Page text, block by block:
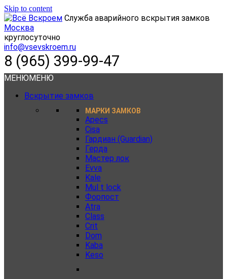
Skip to content
Служба аварийного вскрытия замков
Москва
круглосуточно
info@vsevskroem.ru
8 (965) 399-99-47
МЕНЮМЕНЮ
Вскрытие замков
МАРКИ ЗАМКОВ
Apecs
Cisa
Гардиан (Guardian)
Герда
Мастер лок
Evva
Kale
Mul t lock
Форпост
Atra
Class
Crit
Dom
Kaba
Keso